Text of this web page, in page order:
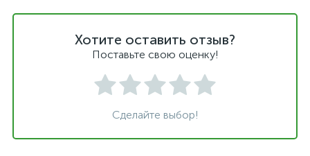
Хотите оставить отзыв?
Поставьте свою оценку!
Сделайте выбор!